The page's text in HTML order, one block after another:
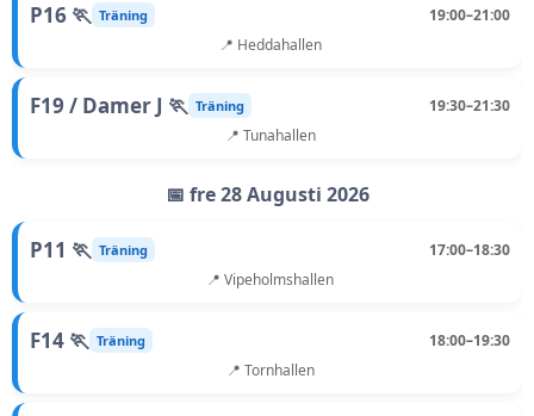
P16 🏃 Träning
19:00–21:00
📍 Heddahallen
F19 / Damer J 🏃 Träning
19:30–21:30
📍 Tunahallen
📅 fre 28 Augusti 2026
P11 🏃 Träning
17:00–18:30
📍 Vipeholmshallen
F14 🏃 Träning
18:00–19:30
📍 Tornhallen